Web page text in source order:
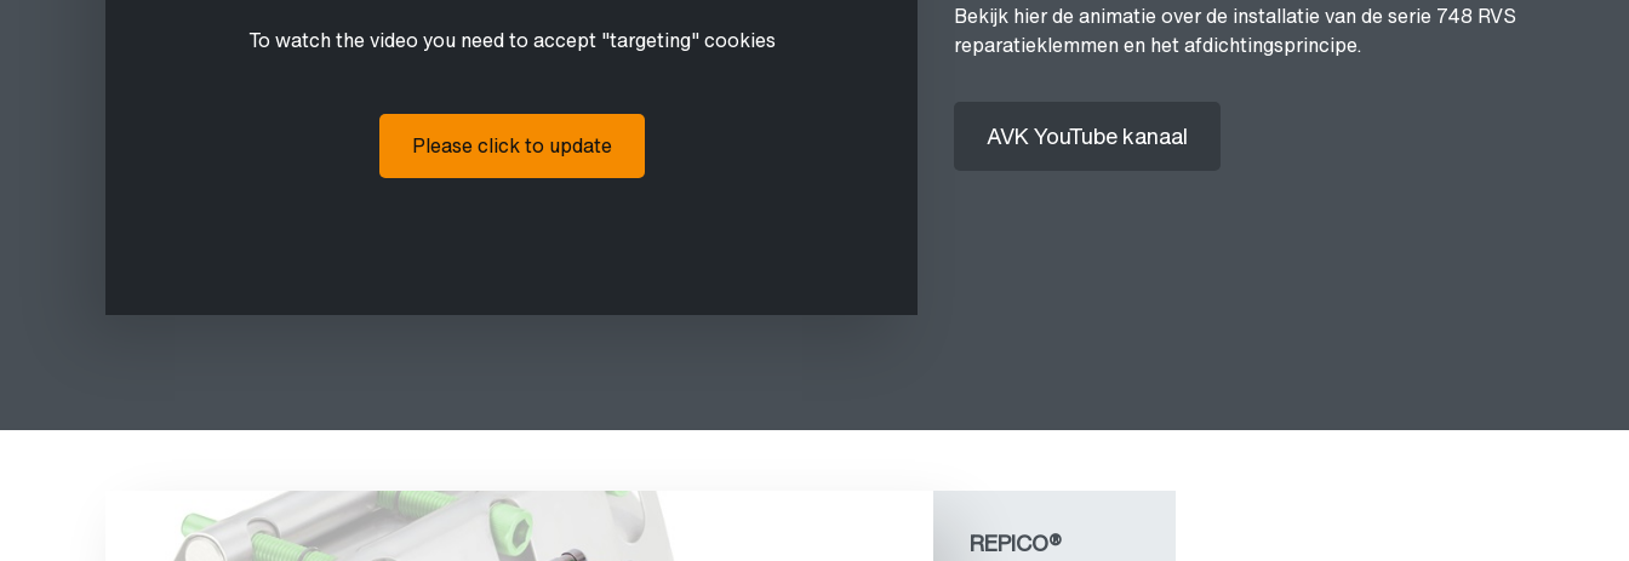
To watch the video you need to accept "targeting" cookies
Please click to update
Bekijk hier de animatie over de installatie van de serie 748 RVS
reparatieklemmen en het afdichtingsprincipe.
AVK YouTube kanaal
REPICO®